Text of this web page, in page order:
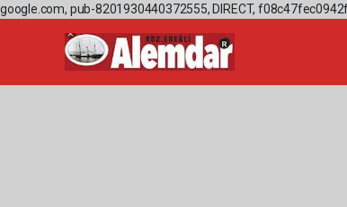
google.com, pub-8201930440372555, DIRECT,